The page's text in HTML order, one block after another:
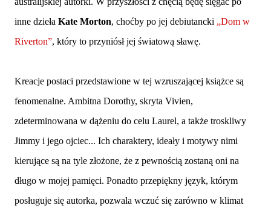
inne dzieła Kate Morton, choćby po jej debiutancki „Dom w
Riverton”, który to przyniósł jej światową sławę.
Kreacje postaci przedstawione w tej wzruszającej książce są
fenomenalne. Ambitna Dorothy, skryta Vivien,
zdeterminowana w dążeniu do celu Laurel, a także troskliwy
Jimmy i jego ojciec... Ich charaktery, ideały i motywy nimi
kierujące są na tyle złożone, że z pewnością zostaną oni na
długo w mojej pamięci. Ponadto przepiękny język, którym
posługuje się autorka, pozwala wczuć się zarówno w klimat